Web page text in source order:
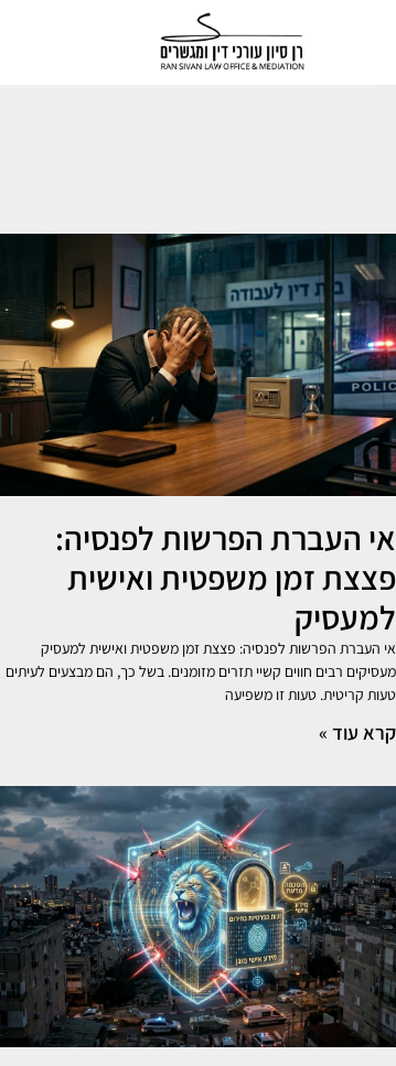
אי העברת הפרשות לפנסיה:
פצצת זמן משפטית ואישית
למעסיק
אי העברת הפרשות לפנסיה: פצצת זמן משפטית ואישית למעסיק
מעסיקים רבים חווים קשיי תזרים מזומנים. בשל כך, הם מבצעים לעיתים
טעות קריטית. טעות זו משפיעה
קרא עוד »